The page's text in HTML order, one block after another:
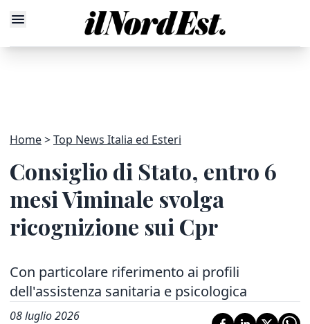
Home Top News Italia ed Esteri
Consiglio di Stato, entro 6
mesi Viminale svolga
ricognizione sui Cpr
Con particolare riferimento ai profili
dell'assistenza sanitaria e psicologica
08 luglio 2026